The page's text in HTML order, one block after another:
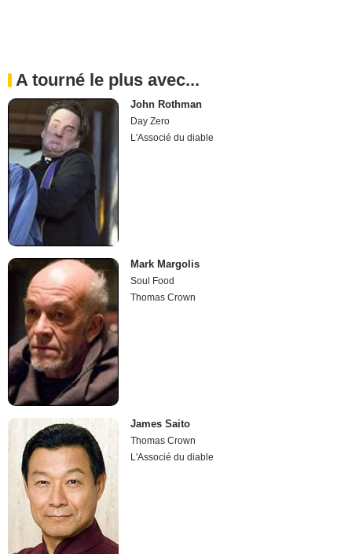
A tourné le plus avec...
John Rothman
Day Zero
L'Associé du diable
Mark Margolis
Soul Food
Thomas Crown
James Saito
Thomas Crown
L'Associé du diable